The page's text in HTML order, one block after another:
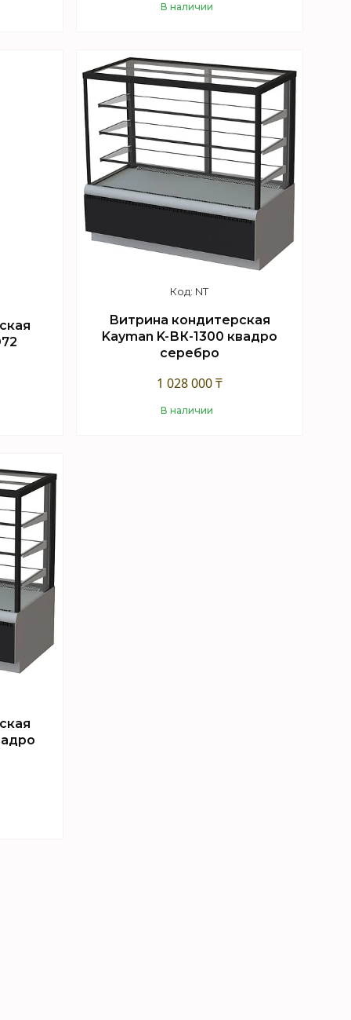
В наличии
NT
Витрина кондитерская
Kayman K-ВК-1300 квадро
серебро
1 028 000 ₸
В наличии